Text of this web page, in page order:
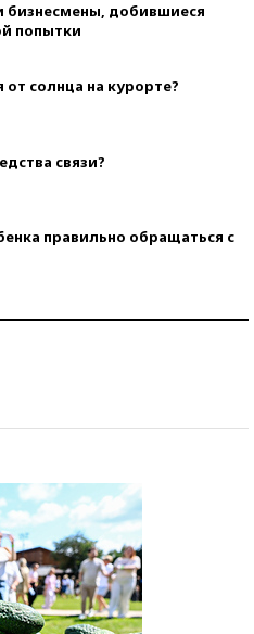
бизнесмены, добившиеся
попытки
от солнца на курорте?
связи?
правильно обращаться с